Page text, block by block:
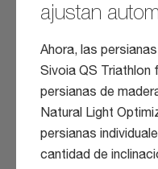
ajustan
Ahora, las
Sivoia QS Triathlon
persianas de
Natural Light
persianas
cantidad de